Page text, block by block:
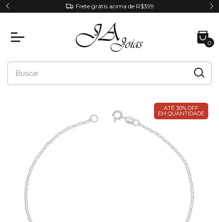
Parcele em até 6x sem juros
0
ATÉ 30% OFF
EM QUANTIDADE